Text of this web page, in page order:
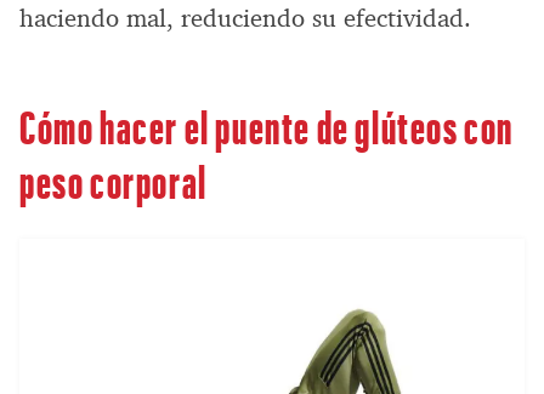
haciendo mal, reduciendo su efectividad.
Cómo hacer el puente de glúteos con
peso corporal